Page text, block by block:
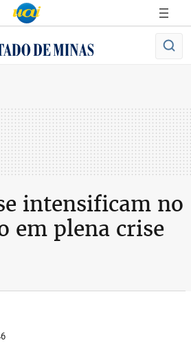
intensificam no
em plena crise